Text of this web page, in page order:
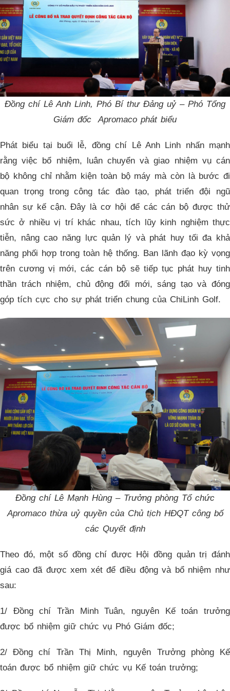
Đồng chí Lê Anh Linh, Phó Bí thư Đảng uỷ – Phó Tổng
Giám đốc Apromaco phát biểu
Phát biểu tại buổi lễ, đồng chí Lê Anh Linh nhấn mạnh
rằng việc bổ nhiệm, luân chuyển và giao nhiệm vụ cán
bộ không chỉ nhằm kiện toàn bộ máy mà còn là bước đi
quan trọng trong công tác đào tạo, phát triển đội ngũ
nhân sự kế cận. Đây là cơ hội để các cán bộ được thử
sức ở nhiều vị trí khác nhau, tích lũy kinh nghiệm thực
tiễn, nâng cao năng lực quản lý và phát huy tối đa khả
năng phối hợp trong toàn hệ thống. Ban lãnh đạo kỳ vọng
trên cương vị mới, các cán bộ sẽ tiếp tục phát huy tinh
thần trách nhiệm, chủ động đổi mới, sáng tạo và đóng
góp tích cực cho sự phát triển chung của ChiLinh Golf.
Đồng chí Lê Mạnh Hùng – Trưởng phòng Tổ chức
Apromaco thừa uỷ quyền của Chủ tịch HĐQT công bố
các Quyết định
Theo đó, một số đồng chí được Hội đồng quản trị đánh
giá cao đã được xem xét để điều động và bổ nhiệm như
sau:
1/ Đồng chí Trần Minh Tuân, nguyên Kế toán trưởng
được bổ nhiệm giữ chức vụ Phó Giám đốc;
2/ Đồng chí Trần Thị Minh, nguyên Trưởng phòng Kế
toán được bổ nhiệm giữ chức vụ Kế toán trưởng;